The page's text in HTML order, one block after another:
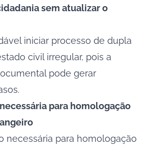
sem atualizar o
iniciar processo de dupla
civil irregular, pois a
pode gerar
para homologação
necessária para homologação